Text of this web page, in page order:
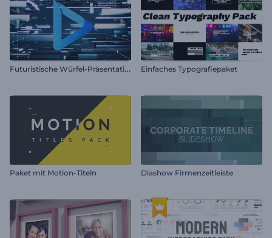
F
uturistische Würfel-Präsentation Einfaches Typografiepaket
Paket mit Motion-Titeln Diashow Firmenzeitleiste